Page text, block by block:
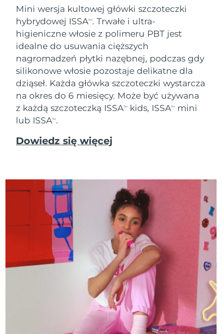
Mini wersja kultowej główki szczoteczki
hybrydowej ISSATM. Trwałe i ultra-
higieniczne włosie z polimeru PBT jest
idealne do usuwania cięższych
nagromadzeń płytki nazębnej, podczas gdy
silikonowe włosie pozostaje delikatne dla
dziąseł. Każda główka szczoteczki wystarcza
na okres do 6 miesięcy. Może być używana
z każdą szczoteczką ISSATM kids, ISSATM
mini
lub ISSATM.
Dowiedz się więcej
Tajlandia
Oczekiwany czas dostawy
Turcja
Oczekiwany czas dostawy
Zjednoczone Emiraty
Arabskie
Oczekiwany czas dostawy
8/12/26
Wielka Brytania
Oczekiwany czas dostawy
8/11/26
Stany Zjednoczone
Oczekiwany czas dostawy
8/17/26